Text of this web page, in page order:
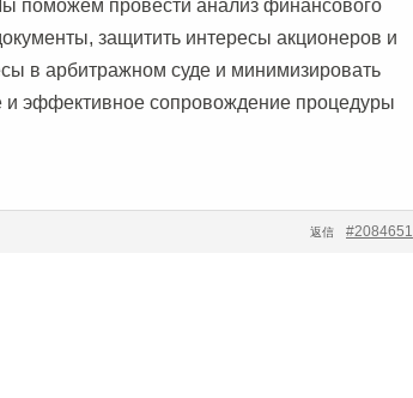
поможем провести анализ финансового
защитить интересы акционеров и
в арбитражном суде и минимизировать
эффективное сопровождение процедуры
#2084651
返信